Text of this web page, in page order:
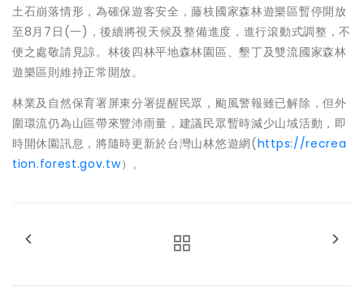
土石崩落情形，為確保遊客安全，藤枝國家森林遊樂區暫停開放
至8月7日(一)，後續將視天候及整備進度，進行滾動式調整，不
便之處敬請見諒。林後四林平地森林園區、墾丁及雙流國家森林
遊樂區則維持正常開放。
林業及自然保育署屏東分署提醒民眾，颱風警報雖已解除，但外
圍環流仍為山區帶來豐沛雨量，建議民眾暫時減少山域活動，即
時開休園訊息，將隨時更新於台灣山林悠遊網(https://recrea
tion.forest.gov.tw）。